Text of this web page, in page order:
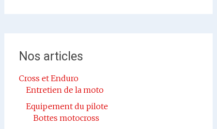
Nos articles
Cross et Enduro
Entretien de la moto
Equipement du pilote
Bottes motocross